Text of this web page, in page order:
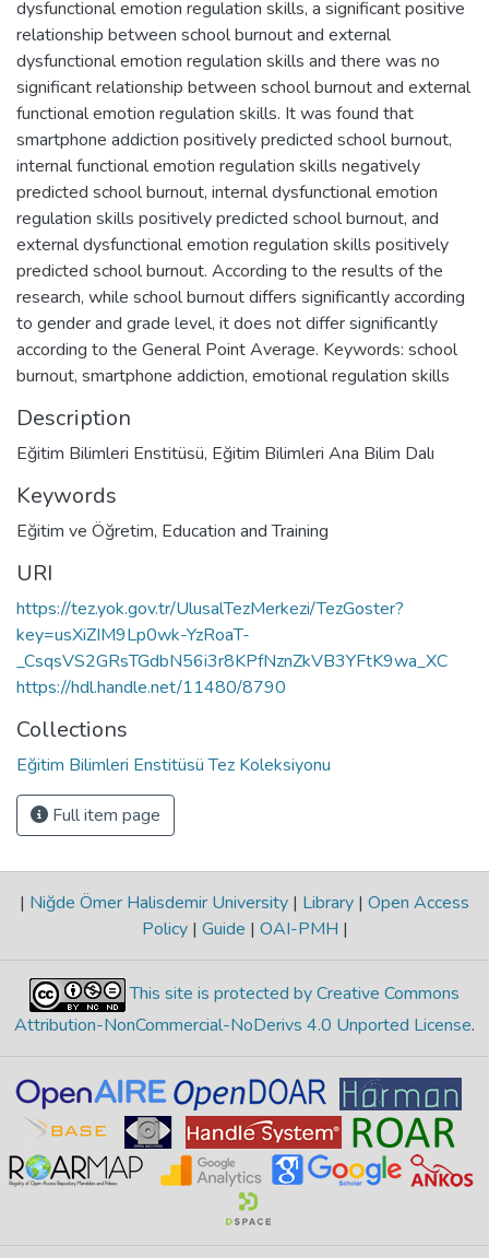
dysfunctional emotion regulation skills, a significant positive
relationship between school burnout and external
dysfunctional emotion regulation skills and there was no
significant relationship between school burnout and external
functional emotion regulation skills. It was found that
smartphone addiction positively predicted school burnout,
internal functional emotion regulation skills negatively
predicted school burnout, internal dysfunctional emotion
regulation skills positively predicted school burnout, and
external dysfunctional emotion regulation skills positively
predicted school burnout. According to the results of the
research, while school burnout differs significantly according
to gender and grade level, it does not differ significantly
according to the General Point Average. Keywords: school
burnout, smartphone addiction, emotional regulation skills
Description
Eğitim Bilimleri Enstitüsü, Eğitim Bilimleri Ana Bilim Dalı
Keywords
Eğitim ve Öğretim, Education and Training
URI
https://tez.yok.gov.tr/UlusalTezMerkezi/TezGoster?
key=usXiZIM9Lp0wk-YzRoaT-
_CsqsVS2GRsTGdbN56i3r8KPfNznZkVB3YFtK9wa_XC
https://hdl.handle.net/11480/8790
Collections
Eğitim Bilimleri Enstitüsü Tez Koleksiyonu
Full item page
| Niğde Ömer Halisdemir University | Library | Open Access
Policy | Guide | OAI-PMH |
This site is protected by Creative Commons
Attribution-NonCommercial-NoDerivs 4.0 Unported License.